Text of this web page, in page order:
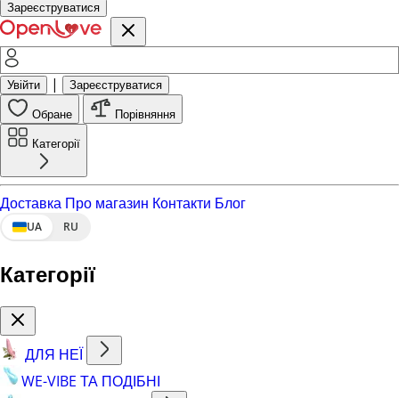
Зареєструватися
Увійти | Зареєструватися
Обране Порівняння
Категорії
Доставка Про магазин Контакти Блог
UA RU
Категорії
ДЛЯ НЕЇ
WE-VIBE ТА ПОДІБНІ